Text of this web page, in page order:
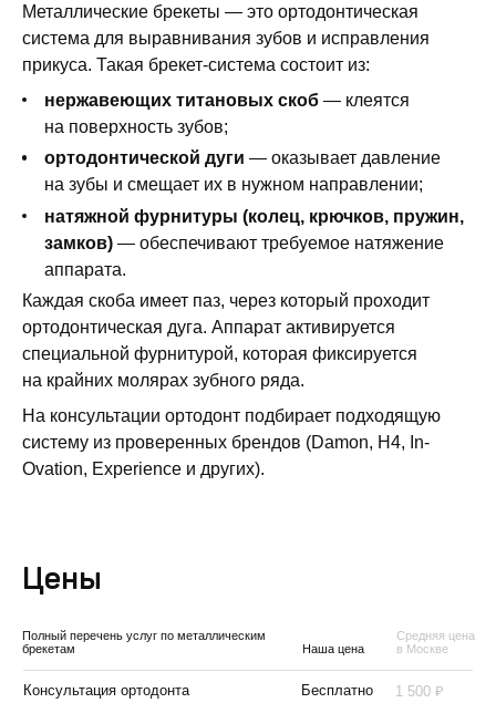
Металлические брекеты — это ортодонтическая
система для выравнивания зубов и исправления
прикуса. Такая брекет-система состоит из:
нержавеющих титановых скоб— клеятся
на поверхность зубов;
ортодонтической дуги — оказывает давление
на зубы и смещает их в нужном направлении;
натяжной фурнитуры (колец, крючков, пружин,
замков)— обеспечивают требуемое натяжение
аппарата.
Каждая скоба имеет паз, через который проходит
ортодонтическая дуга. Аппарат активируется
специальной фурнитурой, которая фиксируется
на крайних молярах зубного ряда.
На консультации ортодонт подбирает подходящую
систему из проверенных брендов (Damon, H4, In-
Ovation, Experience и других).
Цены
Полный перечень услуг по металлическим
брекетам
Наша цена
Средняя цена
в Москве
Консультация ортодонта Бесплатно 1 500 ₽